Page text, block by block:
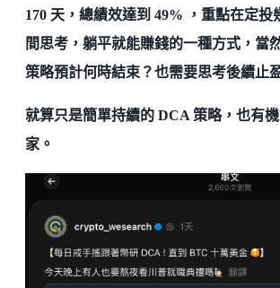
170 天，總績效達到 49% ，重點在定
間思考，躺平就能賺錢的一種方式，當
策略預計何時結束？也需要思考後續止
就算只是簡單持續的 DCA 策略，也有
家。